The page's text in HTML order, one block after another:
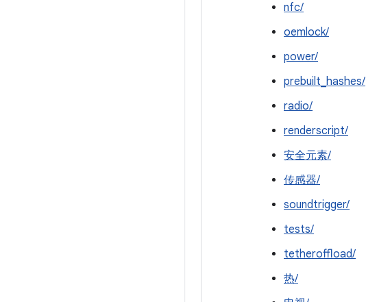
nfc/
oemlock/
power/
prebuilt_hashes/
radio/
renderscript/
安全元素/
传感器/
soundtrigger/
tests/
tetheroffload/
热/